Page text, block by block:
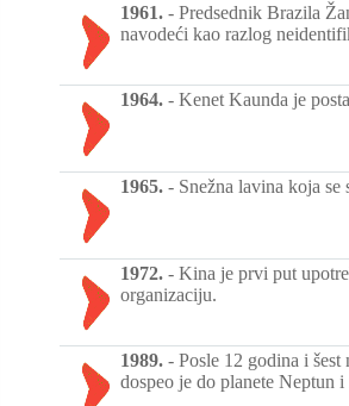
1961. - Predsednik Brazila
navodeći kao razlog
1964. - Kenet Kaunda je
1965. - Snežna lavina koja
1972. - Kina je prvi put
organizaciju.
1989. - Posle 12 godina i
dospeo je do planete Neptun